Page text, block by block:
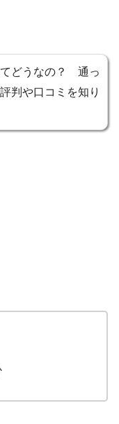
どうなの？ 通っ
判や口コミを知り